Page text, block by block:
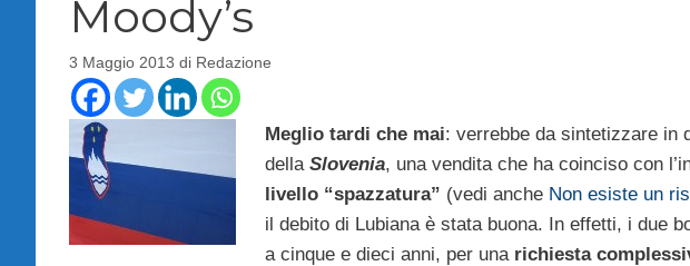
Moody’s
3 Maggio 2013 di Redazione
Meglio tardi che mai: verrebbe da sintetizzare in
della Slovenia, una vendita che ha coinciso con
livello “spazzatura” (vedi anche Non esiste un
il debito di Lubiana è stata buona. In effetti, i due
a cinque e dieci anni, per una richiesta